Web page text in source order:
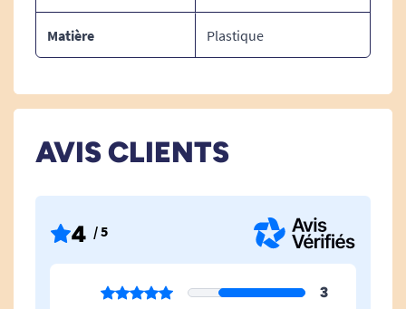
Découvrez tous nos accessoires pour
Découvrez tous nos déambulateurs.
Matière Plastique
AVIS CLIENTS
4 / 5
3